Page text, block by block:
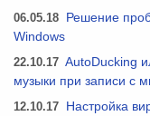
06.05.18 Решение
Windows
22.10.17 AutoDucking
музыки при записи с
12.10.17 Настройка